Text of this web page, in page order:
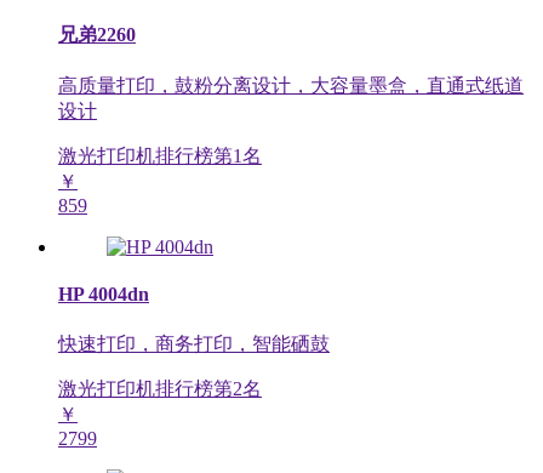
兄弟2260
高质量打印，鼓粉分离设计，大容量墨盒，直通式纸道
设计
激光打印机排行榜第1名
￥
859
HP 4004dn
快速打印，商务打印，智能硒鼓
激光打印机排行榜第2名
￥
2799